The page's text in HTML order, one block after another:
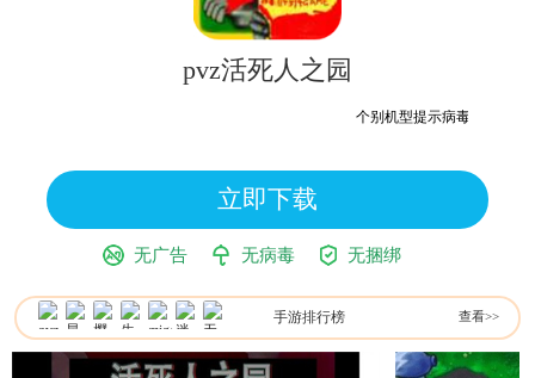
pvz活死人之园
个别机型提示病毒、木马、危险
立即下载
无广告 无病毒 无捆绑
手游排行榜 查看>>